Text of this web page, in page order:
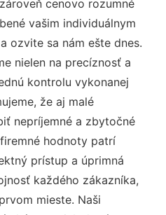
cenovo rozumné
vašim individuálnym
ozvite sa nám ešte dnes.
nielen na precíznosť a
kontrolu vykonanej
že aj malé
nepríjemné a zbytočné
hodnoty patrí
prístup a úprimná
každého zákazníka,
mieste. Naši